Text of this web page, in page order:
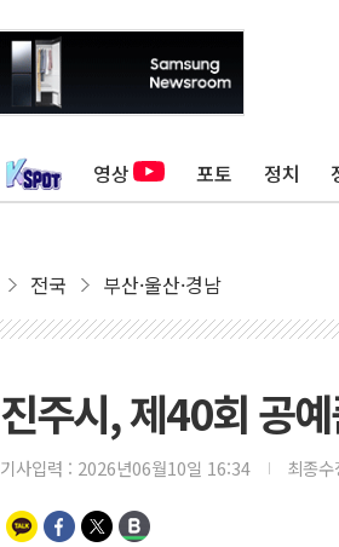
영상 포토 정치
전국 부산·울산·경남
진주시, 제40회 공
기사입력 : 2026년06월10일 16:34 최종수